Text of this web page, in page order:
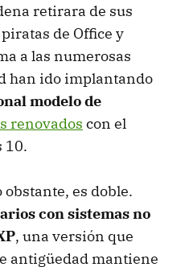
retirara de sus
de Office y
a las numerosas
han ido implantando
modelo de
renovados con el
10.
es doble.
con sistemas no
, una versión que
antigüedad mantiene